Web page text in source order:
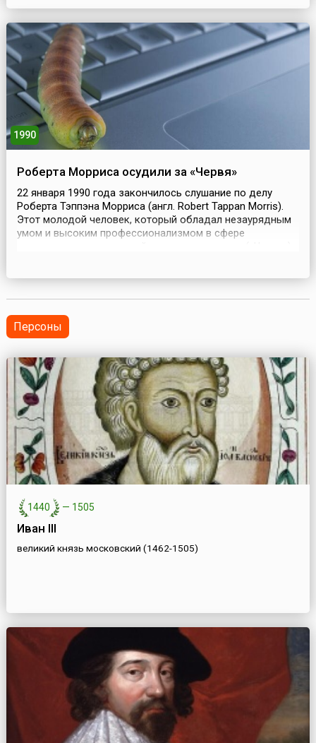
него посыпались награды (избрание академиком,
труда, причем за свою жизнь он получил его три...
1990
Роберта Морриса осудили за «Червя»
22 января 1990 года закончилось слушание по делу
Роберта Тэппэна Морриса (англ. Robert Tappan Morris).
Этот молодой человек, который обладал незаурядным
умом и высоким профессионализмом в сфере
Америки...
Персоны
1440 — 1505
Иван III
великий князь московский (1462-1505)